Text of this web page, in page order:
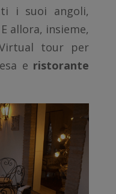
i suoi angoli,
allora, insieme,
tour per
e ristorante